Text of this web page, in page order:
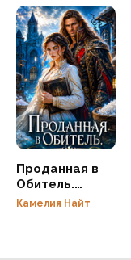
Проданная в
Обитель.
Хозяйка
Камелия Найт